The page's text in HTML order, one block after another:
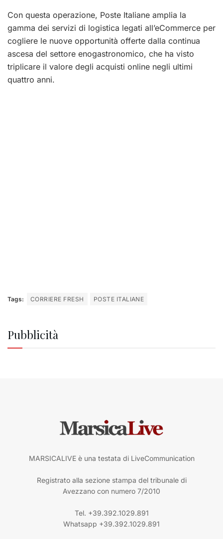
Con questa operazione, Poste Italiane amplia la
gamma dei servizi di logistica legati all’eCommerce per
cogliere le nuove opportunità offerte dalla continua
ascesa del settore enogastronomico, che ha visto
triplicare il valore degli acquisti online negli ultimi
quattro anni.
Tags: CORRIERE FRESH POSTE ITALIANE
Pubblicità
MARSICALIVE è una testata di LiveCommunication
Registrato alla sezione stampa del tribunale di
Avezzano con numero 7/2010
Tel. +39.392.1029.891
Whatsapp +39.392.1029.891